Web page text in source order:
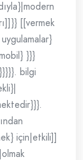
[[vermek
}}}
bilgi
için|etkili]]